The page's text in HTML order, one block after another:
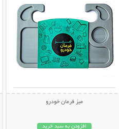
میز فرمان خودرو
افزودن به سبد خرید